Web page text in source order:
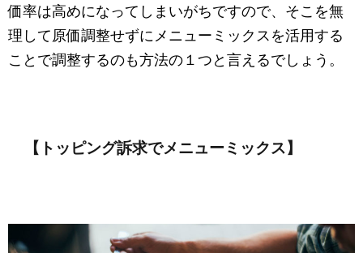
価率は高めになってしまいがちですので、そこを無
理して原価調整せずにメニューミックスを活用する
ことで調整するのも方法の１つと言えるでしょう。
【トッピング訴求でメニューミックス】